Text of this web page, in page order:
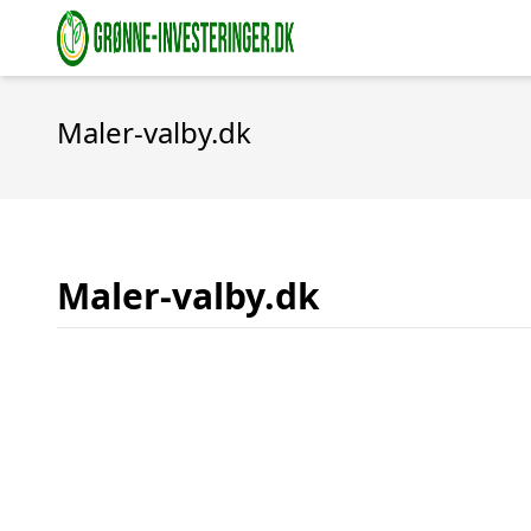
Maler-valby.dk
Maler-valby.dk